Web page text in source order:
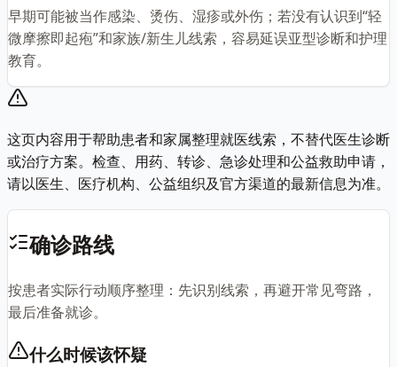
早期可能被当作感染、烫伤、湿疹或外伤；若没有认识到“轻
微摩擦即起疱”和家族/新生儿线索，容易延误亚型诊断和护理
教育。
这页内容用于帮助患者和家属整理就医线索，不替代医生诊断
或治疗方案。检查、用药、转诊、急诊处理和公益救助申请，
请以医生、医疗机构、公益组织及官方渠道的最新信息为准。
确诊路线
按患者实际行动顺序整理：先识别线索，再避开常见弯路，
最后准备就诊。
什么时候该怀疑